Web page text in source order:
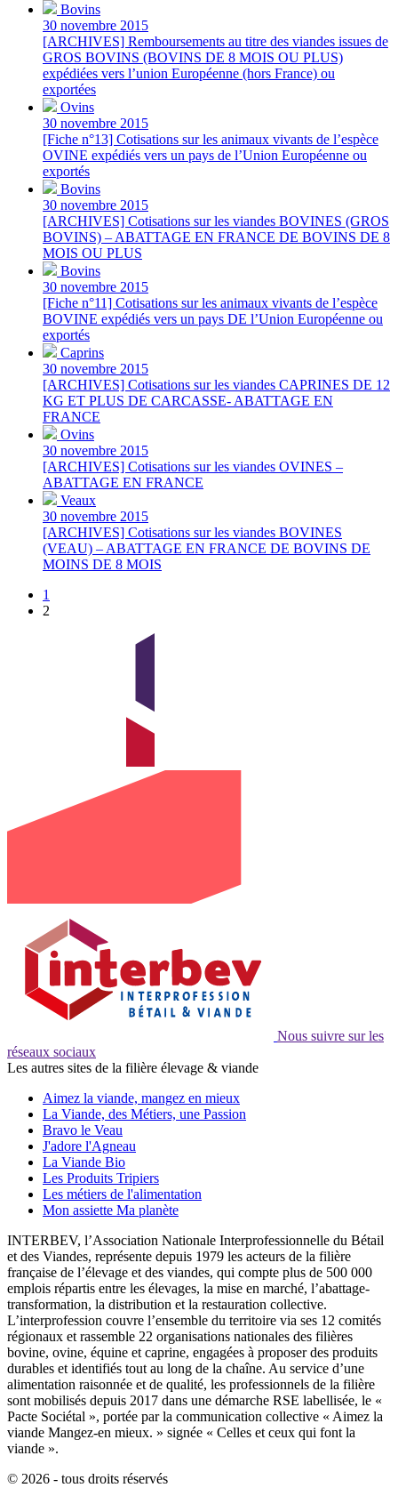
Bovins
30 novembre 2015
[ARCHIVES] Remboursements au titre des viandes issues de
GROS BOVINS (BOVINS DE 8 MOIS OU PLUS)
expédiées vers l’union Européenne (hors France) ou
exportées
Ovins
30 novembre 2015
[Fiche n°13] Cotisations sur les animaux vivants de l’espèce
OVINE expédiés vers un pays de l’Union Européenne ou
exportés
Bovins
30 novembre 2015
[ARCHIVES] Cotisations sur les viandes BOVINES (GROS
BOVINS) – ABATTAGE EN FRANCE DE BOVINS DE 8
MOIS OU PLUS
Bovins
30 novembre 2015
[Fiche n°11] Cotisations sur les animaux vivants de l’espèce
BOVINE expédiés vers un pays DE l’Union Européenne ou
exportés
Caprins
30 novembre 2015
[ARCHIVES] Cotisations sur les viandes CAPRINES DE 12
KG ET PLUS DE CARCASSE- ABATTAGE EN
FRANCE
Ovins
30 novembre 2015
[ARCHIVES] Cotisations sur les viandes OVINES –
ABATTAGE EN FRANCE
Veaux
30 novembre 2015
[ARCHIVES] Cotisations sur les viandes BOVINES
(VEAU) – ABATTAGE EN FRANCE DE BOVINS DE
MOINS DE 8 MOIS
1
2
Nous suivre sur les
réseaux sociaux
Les autres sites de la filière élevage & viande
Aimez la viande, mangez en mieux
La Viande, des Métiers, une Passion
Bravo le Veau
J'adore l'Agneau
La Viande Bio
Les Produits Tripiers
Les métiers de l'alimentation
Mon assiette Ma planète
INTERBEV, l’Association Nationale Interprofessionnelle du Bétail
et des Viandes, représente depuis 1979 les acteurs de la filière
française de l’élevage et des viandes, qui compte plus de 500 000
emplois répartis entre les élevages, la mise en marché, l’abattage-
transformation, la distribution et la restauration collective.
L’interprofession couvre l’ensemble du territoire via ses 12 comités
régionaux et rassemble 22 organisations nationales des filières
bovine, ovine, équine et caprine, engagées à proposer des produits
durables et identifiés tout au long de la chaîne. Au service d’une
alimentation raisonnée et de qualité, les professionnels de la filière
sont mobilisés depuis 2017 dans une démarche RSE labellisée, le «
Pacte Sociétal », portée par la communication collective « Aimez la
viande Mangez-en mieux. » signée « Celles et ceux qui font la
viande ».
© 2026 - tous droits réservés